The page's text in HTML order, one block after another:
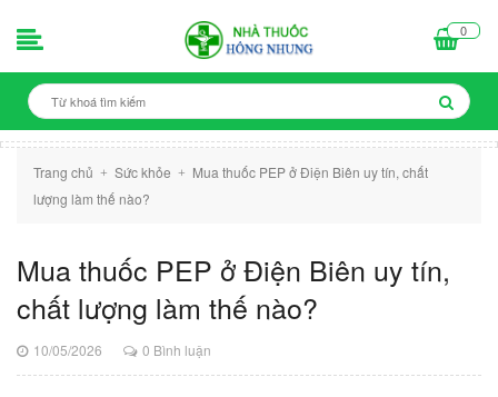
0
Trang chủ + Sức khỏe +
Mua thuốc PEP ở Điện Biên uy tín, chất
lượng làm thế nào?
Mua thuốc PEP ở Điện Biên uy tín,
chất lượng làm thế nào?
10/05/2026 0 Bình luận